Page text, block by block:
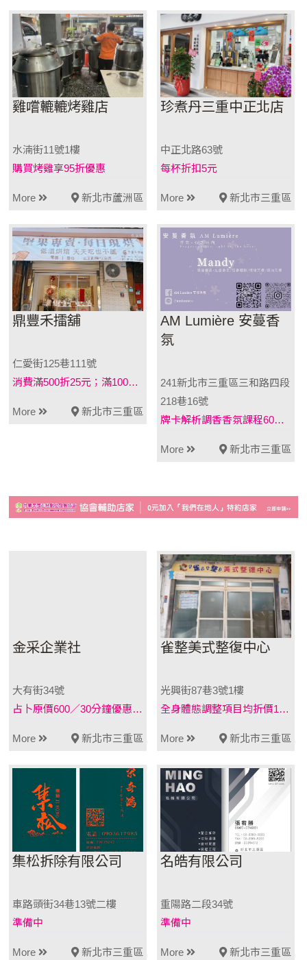
雞嚐轆轆烤雞店
水湳街11號1樓
購買烤雞享95折優惠
新北市蘆洲區
More
珍煮丹三重中正北店
中正北路63號
每杯折扣5元
新北市三重區
More
鼎豐禾擂舖
仁愛街125巷111號
消費滿500折25元；滿1000元折50元 以此類推
新北市三重區
More
AM Lumière 安蔓香
氛
241新北市三重區三和路四段
218巷16號
牌卡解析調香香氛課程60分鐘（內含1支15ml香氛）原價1980元優惠1580元情緒芳療課程60分鐘（內含1支15ml香氛）原價1980元優惠1580元
新北市三重區
More
金采企業社
大有街34號
占卜原價600／30分鐘優惠後500／30分鐘療癒催眠原價2500／70分鐘優惠後1980／70分鐘
新北市三重區
More
雀整美式整復中心
光興街87巷3號1樓
全身體態調整項目均折價100元
新北市三重區
More
集松拆除有限公司
車路頭街34巷13號二樓
準備中
新北市三重區
More
名皓有限公司
重陽路二段34號
準備中
新北市三重區
More